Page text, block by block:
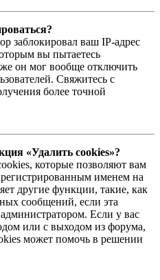
заблокировал ваш IP-адрес
вы пытаетесь
он мог вообще отключить
Свяжитесь с
более точной
«Удалить cookies»?
которые позволяют вам
именем на
другие функции, такие, как
сообщений, если эта
Если у вас
или с выходом из форума,
может помочь в решении